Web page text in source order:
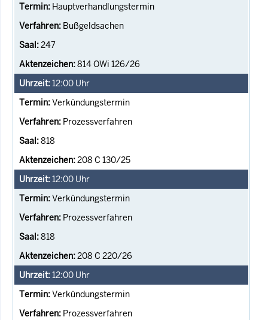
Hauptverhandlungstermin
Bußgeldsachen
247
814 OWi 126/26
12:00 Uhr
Verkündungstermin
Prozessverfahren
818
208 C 130/25
12:00 Uhr
Verkündungstermin
Prozessverfahren
818
208 C 220/26
12:00 Uhr
Verkündungstermin
Prozessverfahren